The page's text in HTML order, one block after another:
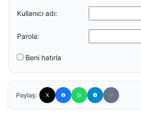
Kullanıcı adı:
Parola:
Beni hatırla
Paylaş: